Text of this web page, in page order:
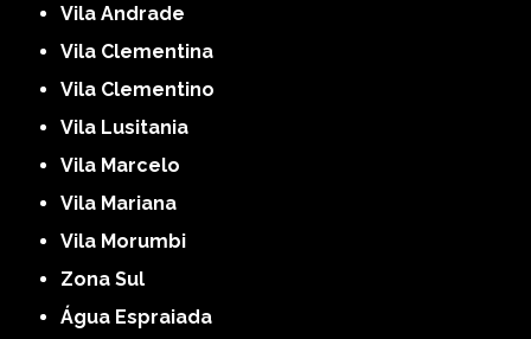
Vila Andrade
Vila Clementina
Vila Clementino
Vila Lusitania
Vila Marcelo
Vila Mariana
Vila Morumbi
Zona Sul
Água Espraiada